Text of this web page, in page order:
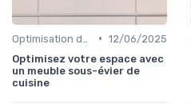
• 12/06/2025
Optimisez votre espace avec
un meuble sous-évier de
cuisine